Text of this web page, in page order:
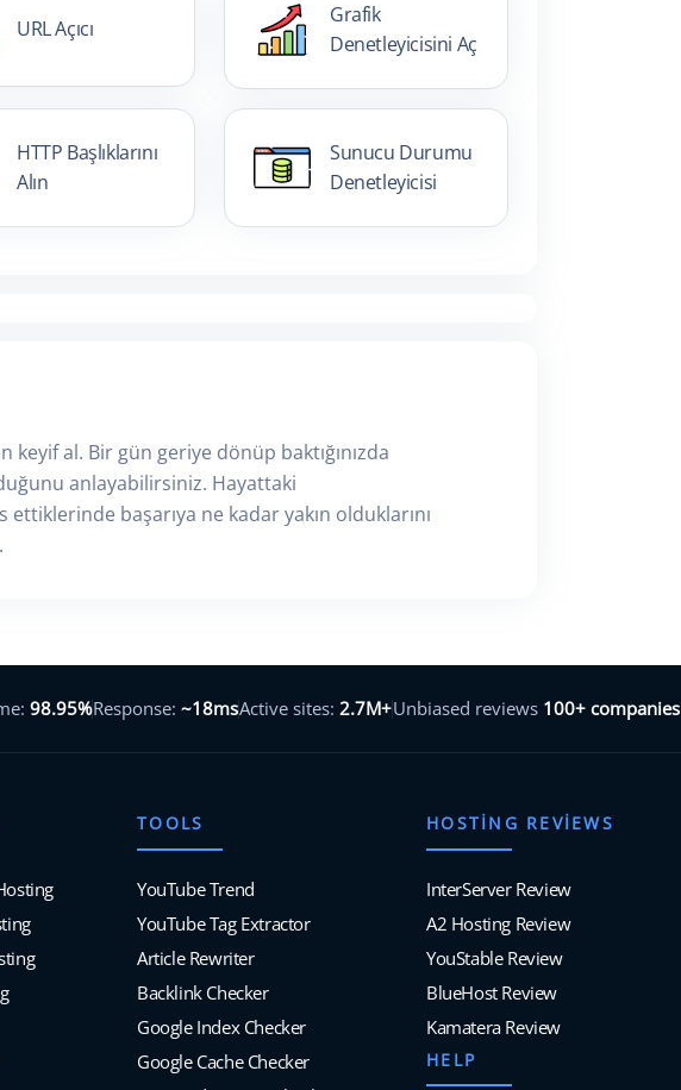
URL Açıcı
Grafik
Denetleyicisini Aç
HTTP Başlıklarını
Alın
Sunucu Durumu
Denetleyicisi
keyif al. Bir gün geriye dönüp baktığınızda
anlayabilirsiniz. Hayattaki
ettiklerinde başarıya ne kadar yakın olduklarını
98.95%Response:~18msActive sites:2.7M+Unbiased reviews 100+ companies
TOOLS
YouTube Trend
YouTube Tag Extractor
Article Rewriter
Backlink Checker
Google Index Checker
Google Cache Checker
HOSTING REVIEWS
InterServer Review
A2 Hosting Review
YouStable Review
BlueHost Review
Kamatera Review
HELP